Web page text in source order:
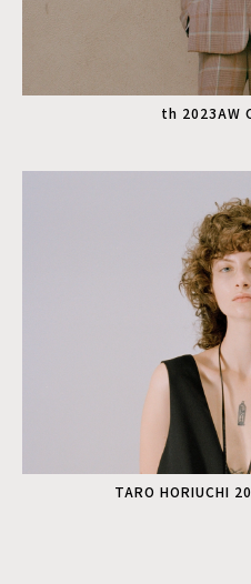
th 2023AW
TARO HORIUCHI